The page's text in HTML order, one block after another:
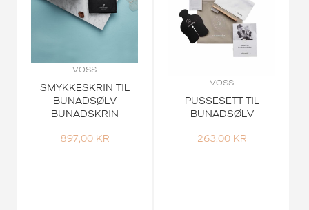
VOSS
SMYKKESKRIN TIL
BUNADSØLV
BUNADSKRIN
897,00 KR
VOSS
PUSSESETT TIL
BUNADSØLV
263,00 KR